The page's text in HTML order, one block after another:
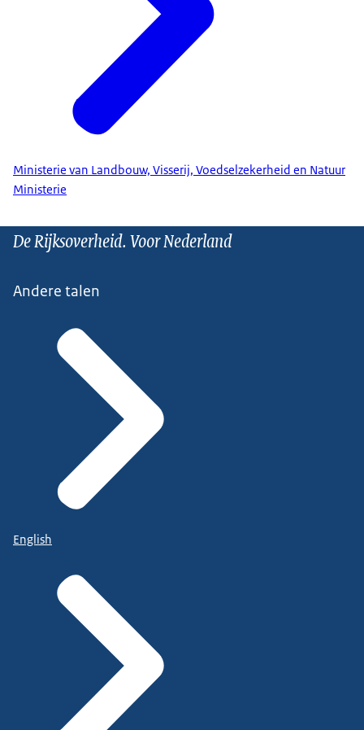
Ministerie van Landbouw, Visserij, Voedselzekerheid en Natuur
Ministerie
De Rijksoverheid. Voor Nederland
Andere talen
English